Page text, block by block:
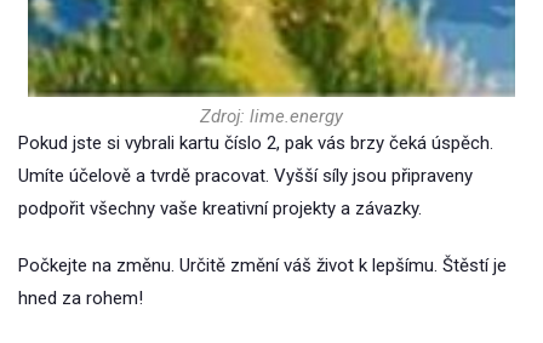
Zdroj: lime.energy
Pokud jste si vybrali kartu číslo 2, pak vás brzy čeká úspěch.
Umíte účelově a tvrdě pracovat. Vyšší síly jsou připraveny
podpořit všechny vaše kreativní projekty a závazky.
Počkejte na změnu. Určitě změní váš život k lepšímu. Štěstí je
hned za rohem!